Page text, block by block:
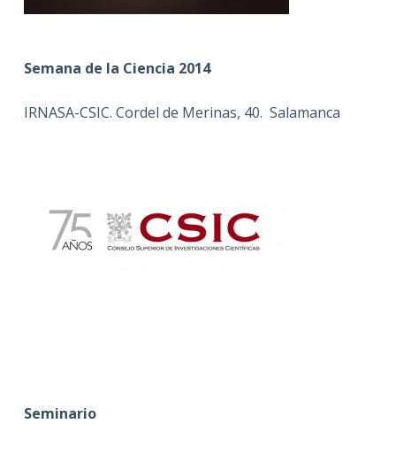
Semana de la Ciencia 2014
IRNASA-CSIC. Cordel de Merinas, 40. Salamanca
Seminario